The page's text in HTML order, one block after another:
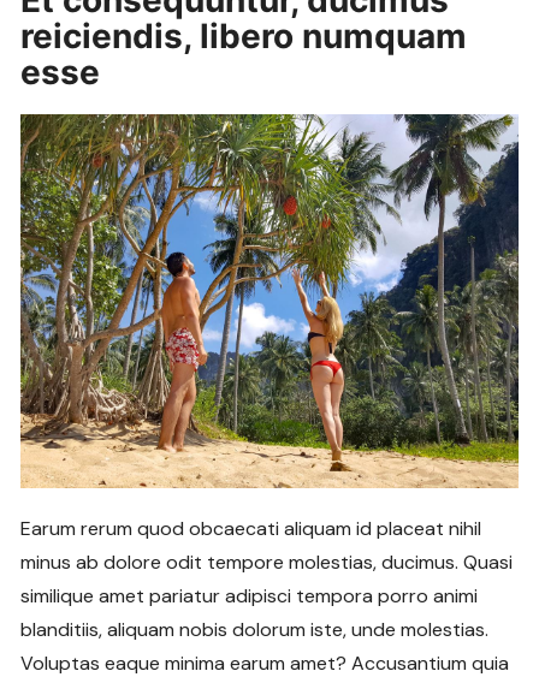
reiciendis, libero numquam
esse
Earum rerum quod obcaecati aliquam id placeat nihil
minus ab dolore odit tempore molestias, ducimus. Quasi
similique amet pariatur adipisci tempora porro animi
blanditiis, aliquam nobis dolorum iste, unde molestias.
Voluptas eaque minima earum amet? Accusantium quia